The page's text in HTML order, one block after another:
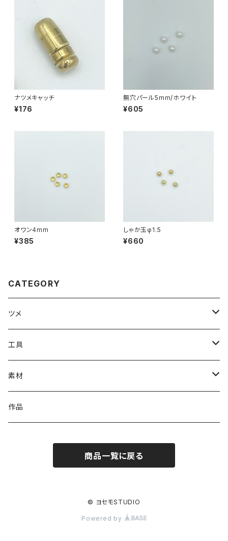
ナツメキャッチ
¥176
無穴パール5mm/ホワイト
¥605
オワン4mm
¥385
しゃか玉φ1.5
¥660
CATEGORY
ツメ
#1000番台ツメ
#4100番台ツメ
#4200番台ツメ
#4328番台ツメ
工具
溶接工具（ろう付け・ハンダ付けなど）
石留工具
素材
イヤリング金具
作品
商品一覧に戻る
© ヨセモSTUDIO
Powered by